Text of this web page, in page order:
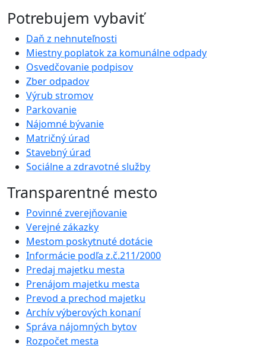
Potrebujem vybaviť
Daň z nehnuteľnosti
Miestny poplatok za komunálne odpady
Osvedčovanie podpisov
Zber odpadov
Výrub stromov
Parkovanie
Nájomné bývanie
Matričný úrad
Stavebný úrad
Sociálne a zdravotné služby
Transparentné mesto
Povinné zverejňovanie
Verejné zákazky
Mestom poskytnuté dotácie
Informácie podľa z.č.211/2000
Predaj majetku mesta
Prenájom majetku mesta
Prevod a prechod majetku
Archív výberových konaní
Správa nájomných bytov
Rozpočet mesta